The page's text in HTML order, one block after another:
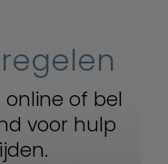
of bel
voor hulp